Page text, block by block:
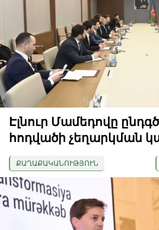
Էլնուր Մամեդովը
հոդվածի չեղարկման
ՔԱՂԱՔԱԿԱՆՈՒԹՅՈՒՆ